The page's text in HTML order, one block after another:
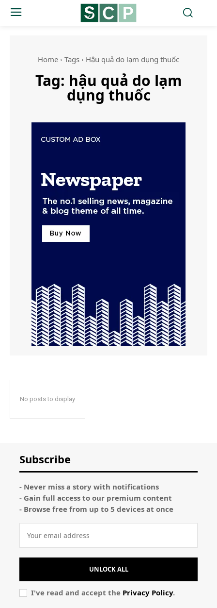
Home Tags Hậu quả do lạm dụng thuốc
Tag: hậu quả do lạm
dụng thuốc
No posts to display
Subscribe
- Never miss a story with notifications
- Gain full access to our premium content
- Browse free from up to 5 devices at once
UNLOCK ALL
I've read and accept the Privacy Policy.